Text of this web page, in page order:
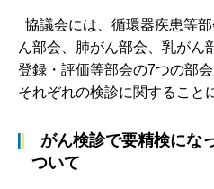
協議会には、循環器疾患等
ん部会、肺がん部会、乳がん
登録・評価等部会の7つの部
それぞれの検診に関すること
がん検診で要精検にな
ついて